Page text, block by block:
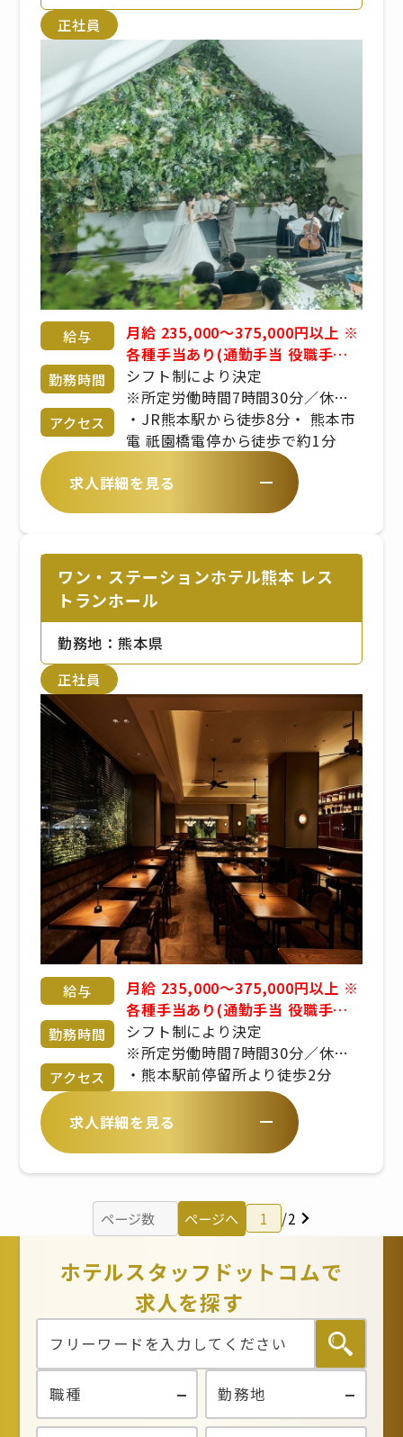
正社員
給与
月給 235,000～375,000円以上 ※
各種手当あり(通勤手当 役職手当
家族手当 父母子家庭手当etc) ※
昇給年2回 / 賞与年２回 ※交通費
支給 (上限3万円/月)まで ※経験、
スキル、年齢を考慮の上、同社規
勤務時間
シフト制により決定
※所定労働時間7時間30分／休憩
60分
アクセス
・JR熊本駅から徒歩8分・ 熊本市
電 祇園橋電停から徒歩で約1分
求人詳細を見る
ワン・ステーションホテル熊本 レス
トランホール
勤務地：熊本県
正社員
給与
月給 235,000～375,000円以上 ※
各種手当あり(通勤手当 役職手当
家族手当 父母子家庭手当etc) ※
昇給年2回 / 賞与年２回 ※交通費
支給 (上限3万円/月)まで ※経験、
スキル、年齢を考慮の上、同社規
定により優遇
勤務時間
シフト制により決定
※所定労働時間7時間30分／休憩
60分
アクセス ・熊本駅前停留所より徒歩2分
求人詳細を見る
ページへ 1 /2
ホテルスタッフドットコムで
求人を探す